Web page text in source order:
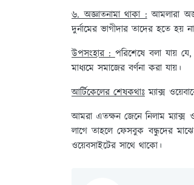
৬. অজ্ঞাতনামা থাকা :আমলারা
দুর্নামের ভাগীদার তাদের হতে হয়
উপসংহার :পরিশেষে বলা যায়
মাধ্যমে সমাজের বর্ণনা করা যায়।
আর্টিকেলের শেষকথাঃ ম্যাক্স
আমরা এতক্ষন জেনে নিলাম ম্যাক্স
লাগে তাহলে ফেসবুক বন্ধুদের
ওয়েবসাইটের সাথে থাকো।